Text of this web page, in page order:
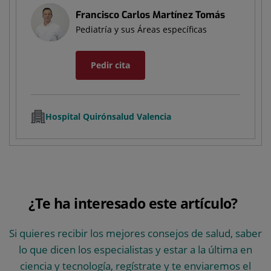
Francisco Carlos Martínez Tomás
Pediatría y sus Áreas específicas
Pedir cita
Hospital Quirónsalud Valencia
¿Te ha interesado este artículo?
Si quieres recibir los mejores consejos de salud, saber
lo que dicen los especialistas y estar a la última en
ciencia y tecnología, regístrate y te enviaremos el